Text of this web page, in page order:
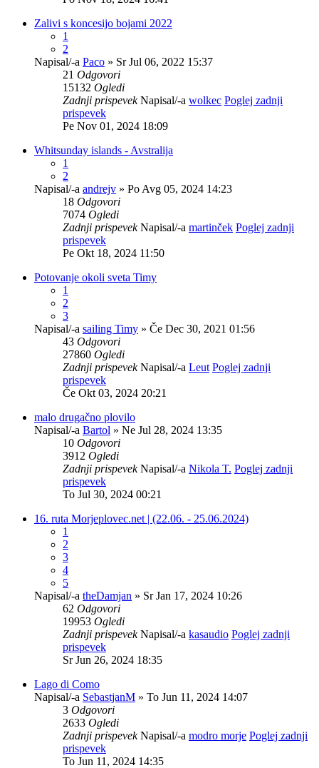
Zalivi s koncesijo bojami 2022
1
2
Napisal/-a Paco » Sr Jul 06, 2022 15:37
21 Odgovori
15132 Ogledi
Zadnji prispevekNapisal/-a wolkec Poglej zadnji
prispevek
Pe Nov 01, 2024 18:09
Whitsunday islands - Avstralija
1
2
Napisal/-a andrejv » Po Avg 05, 2024 14:23
18 Odgovori
7074 Ogledi
Zadnji prispevekNapisal/-a martinček Poglej zadnji
prispevek
Pe Okt 18, 2024 11:50
Potovanje okoli sveta Timy
1
2
3
Napisal/-a sailing Timy » Če Dec 30, 2021 01:56
43 Odgovori
27860 Ogledi
Zadnji prispevekNapisal/-a Leut Poglej zadnji
prispevek
Če Okt 03, 2024 20:21
malo drugačno plovilo
Napisal/-a Bartol » Ne Jul 28, 2024 13:35
10 Odgovori
3912 Ogledi
Zadnji prispevekNapisal/-a Nikola T. Poglej zadnji
prispevek
To Jul 30, 2024 00:21
16. ruta Morjeplovec.net | (22.06. - 25.06.2024)
1
2
3
4
5
Napisal/-a theDamjan » Sr Jan 17, 2024 10:26
62 Odgovori
19953 Ogledi
Zadnji prispevekNapisal/-a kasaudio Poglej zadnji
prispevek
Sr Jun 26, 2024 18:35
Lago di Como
Napisal/-a SebastjanM » To Jun 11, 2024 14:07
3 Odgovori
2633 Ogledi
Zadnji prispevekNapisal/-a modro morje Poglej zadnji
prispevek
To Jun 11, 2024 14:35